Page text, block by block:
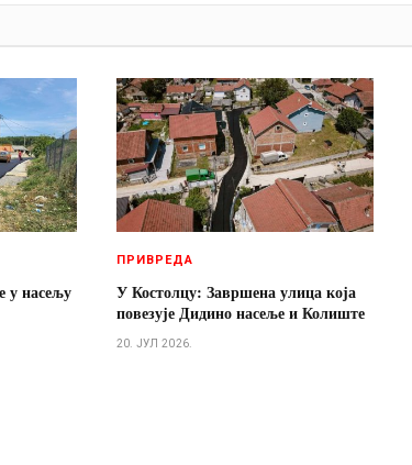
у насељу
ПРИВРЕДА
У Костолцу: Завршена улица која
повезује Дидино насеље и Колиште
20. ЈУЛ 2026.